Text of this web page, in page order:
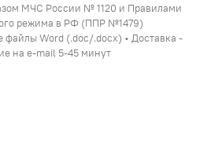
МЧС России № 1120 и Правилами
режима в РФ (ППР №1479)
файлы Word (.doc/.docx) • Доставка -
на e-mail 5-45 минут